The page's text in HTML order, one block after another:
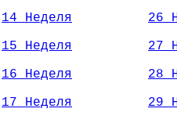
14 Неделя
15 Неделя
16 Неделя
17 Неделя
26
27
28
29